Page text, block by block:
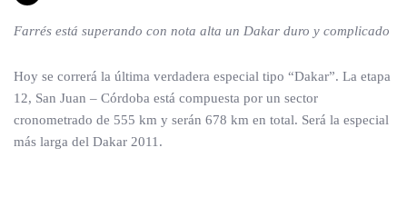
Farrés está superando con nota alta un Dakar duro y complicado
Hoy se correrá la última verdadera especial tipo “Dakar”. La etapa
12, San Juan – Córdoba está compuesta por un sector
cronometrado de 555 km y serán 678 km en total. Será la especial
más larga del Dakar 2011.